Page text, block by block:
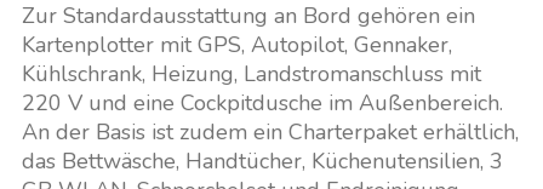
Zur Standardausstattung an Bord gehören ein
Kartenplotter mit GPS, Autopilot, Gennaker,
Kühlschrank, Heizung, Landstromanschluss mit
220 V und eine Cockpitdusche im Außenbereich.
An der Basis ist zudem ein Charterpaket erhältlich,
das Bettwäsche, Handtücher, Küchenutensilien, 3